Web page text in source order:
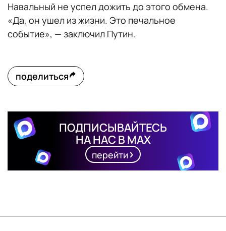
Навальный не успел дожить до этого обмена.
«Да, он ушел из жизни. Это печальное
событие», — заключил Путин.
поделиться
ПОДПИСЫВАЙТЕСЬ
НА НАС В MAX
перейти